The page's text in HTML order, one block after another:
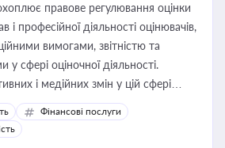
правове регулювання оцінки
професійної діяльності оцінювачів,
вимогами, звітністю та
сфері оціночної діяльності.
і медійних змін у цій сфері
бізнесу, керівника, юриста або
приватизації, оренди
угод і перевірки
Фінансові послуги